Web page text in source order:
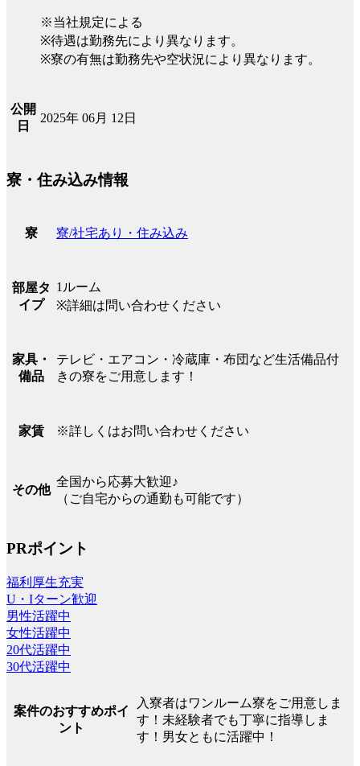
※当社規定による
※待遇は勤務先により異なります。
※寮の有無は勤務先や空状況により異なります。
公開
日
2025年 06月 12日
寮・住み込み情報
寮 寮/社宅あり・住み込み
部屋タ
イプ
1ルーム
※詳細は問い合わせください
家具・
備品
テレビ・エアコン・冷蔵庫・布団など生活備品付
きの寮をご用意します！
家賃 ※詳しくはお問い合わせください
その他
全国から応募大歓迎♪
（ご自宅からの通勤も可能です）
PRポイント
福利厚生充実
U・Iターン歓迎
男性活躍中
女性活躍中
20代活躍中
30代活躍中
案件のおすすめポイ
ント
入寮者はワンルーム寮をご用意しま
す！未経験者でも丁寧に指導しま
す！男女ともに活躍中！